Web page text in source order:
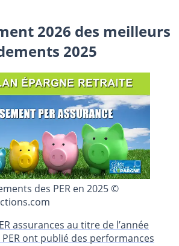
2026 des meilleurs
2025
des PER en 2025 ©
assurances au titre de l’année
ont publié des performances